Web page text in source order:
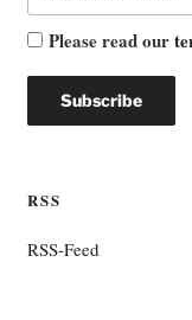
Please read our
RSS
RSS-Feed